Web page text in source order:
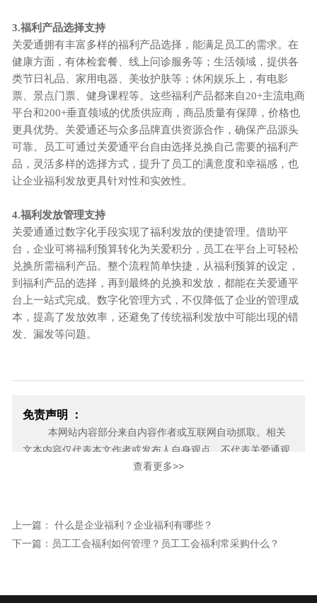
3.福利产品选择支持
关爱通拥有丰富多样的福利产品选择，能满足员工的需求。在
健康方面，有体检套餐、线上问诊服务等；生活领域，提供各
类节日礼品、家用电器、美妆护肤等；休闲娱乐上，有电影
票、景点门票、健身课程等。这些福利产品都来自20+主流电商
平台和200+垂直领域的优质供应商，商品质量有保障，价格也
更具优势。关爱通还与众多品牌直供资源合作，确保产品源头
可靠。员工可通过关爱通平台自由选择兑换自己需要的福利产
品，灵活多样的选择方式，提升了员工的满意度和幸福感，也
让企业福利发放更具针对性和实效性。
4.福利发放管理支持
关爱通通过数字化手段实现了福利发放的便捷管理。借助平
台，企业可将福利预算转化为关爱积分，员工在平台上可轻松
兑换所需福利产品。整个流程简单快捷，从福利预算的设定，
到福利产品的选择，再到最终的兑换和发放，都能在关爱通平
台上一站式完成。数字化管理方式，不仅降低了企业的管理成
本，提高了发放效率，还避免了传统福利发放中可能出现的错
发、漏发等问题。
免责声明 ：
本网站内容部分来自内容作者或互联网自动抓取。相关
文本内容仅代表本文作者或发布人自身观点，不代表关爱通观
点或立场。关爱通力求此信息所述内容及观点的客观公正，但
家浏览，或不应无偿使用，请及时用电子邮件或电话通知我
们，关爱通会及时采取合理措施，避免给双方造成不必要的经
查看更多>>
上一篇： 什么是企业福利？企业福利有哪些？
下一篇：员工工会福利如何管理？员工工会福利常采购什么？